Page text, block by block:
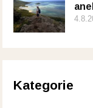
Kategorie